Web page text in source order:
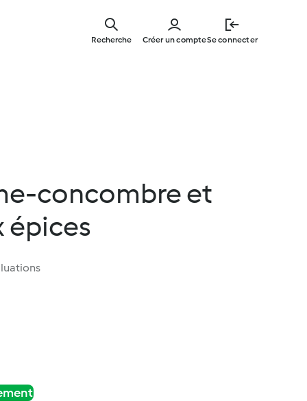
main
Créer un compteSe connecter
Recherche
concombre et
épices